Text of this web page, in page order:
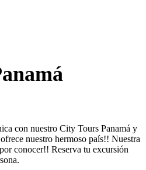
con nuestro City Tours Panamá y
nuestro hermoso país!! Nuestra
conocer!! Reserva tu excursión